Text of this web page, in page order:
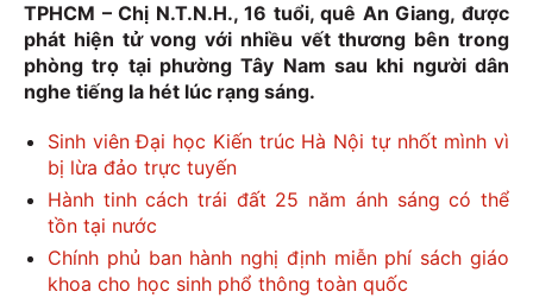
TPHCM – Chị N.T.N.H., 16 tuổi, quê An Giang, được
phát hiện tử vong với nhiều vết thương bên trong
phòng trọ tại phường Tây Nam sau khi người dân
nghe tiếng la hét lúc rạng sáng.
Sinh viên Đại học Kiến trúc Hà Nội tự nhốt mình vì
bị lừa đảo trực tuyến
Hành tinh cách trái đất 25 năm ánh sáng có thể
tồn tại nước
Chính phủ ban hành nghị định miễn phí sách giáo
khoa cho học sinh phổ thông toàn quốc